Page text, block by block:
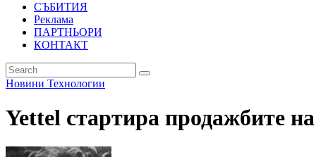
СЪБИТИЯ
Реклама
ПАРТНЬОРИ
КОНТАКТ
Новини Технологии
Yettel стартира продажбите